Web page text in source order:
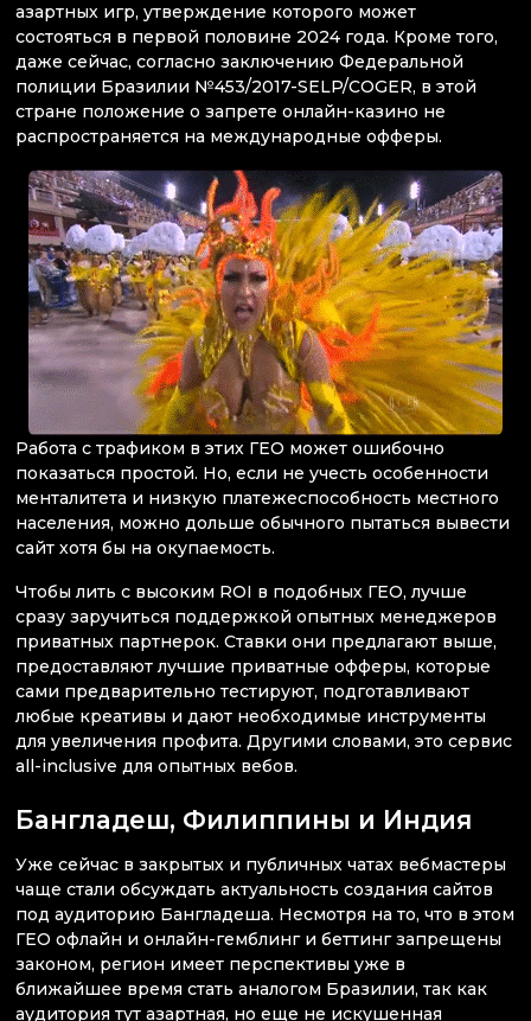
азартных игр, утверждение которого может
состояться в первой половине 2024 года. Кроме того,
даже сейчас, согласно заключению Федеральной
полиции Бразилии №453/2017-SELP/COGER, в этой
стране положение о запрете онлайн-казино не
распространяется на международные офферы.
Работа с трафиком в этих ГЕО может ошибочно
показаться простой. Но, если не учесть особенности
менталитета и низкую платежеспособность местного
населения, можно дольше обычного пытаться вывести
сайт хотя бы на окупаемость.
Чтобы лить с высоким ROI в подобных ГЕО, лучше
сразу заручиться поддержкой опытных менеджеров
приватных партнерок. Ставки они предлагают выше,
предоставляют лучшие приватные офферы, которые
сами предварительно тестируют, подготавливают
любые креативы и дают необходимые инструменты
для увеличения профита. Другими словами, это сервис
all-inclusive для опытных вебов.
Бангладеш, Филиппины и Индия
Уже сейчас в закрытых и публичных чатах вебмастеры
чаще стали обсуждать актуальность создания сайтов
под аудиторию Бангладеша. Несмотря на то, что в этом
ГЕО офлайн и онлайн-гемблинг и беттинг запрещены
законом, регион имеет перспективы уже в
ближайшее время стать аналогом Бразилии, так как
аудитория тут азартная, но еще не искушенная